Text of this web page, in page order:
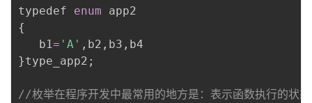
typedef enum
{
   b1
= 'A' , b2 , b3 ,
}type_app2 ;
//枚举在程序开发中最常用的地方是：表示函数执行的状